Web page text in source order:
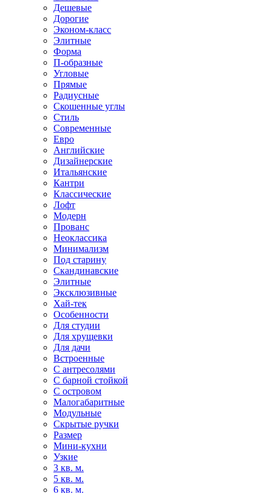
Дешевые
Дорогие
Эконом-класс
Элитные
Форма
П-образные
Угловые
Прямые
Радиусные
Скошенные углы
Стиль
Современные
Евро
Английские
Дизайнерские
Итальянские
Кантри
Классические
Лофт
Модерн
Прованс
Неоклассика
Минимализм
Под старину
Скандинавские
Элитные
Эксклюзивные
Хай-тек
Особенности
Для студии
Для хрущевки
Для дачи
Встроенные
С антресолями
С барной стойкой
С островом
Малогабаритные
Модульные
Скрытые ручки
Размер
Мини-кухни
Узкие
3 кв. м.
5 кв. м.
6 кв. м.